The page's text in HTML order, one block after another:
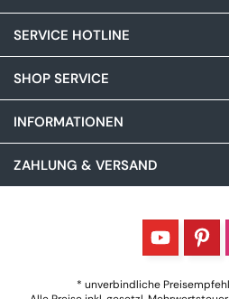
SERVICE HOTLINE
SHOP SERVICE
INFORMATIONEN
ZAHLUNG & VERSAND
* unverbindliche